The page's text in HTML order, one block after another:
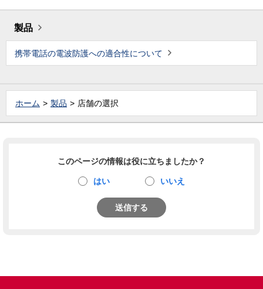
製品
携帯電話の電波防護への適合性について
ホーム 製品 店舗の選択
このページの情報は役に立ちましたか？
はい いいえ
送信する